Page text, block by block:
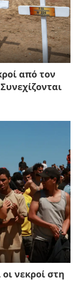
από τον
νεκροί στη